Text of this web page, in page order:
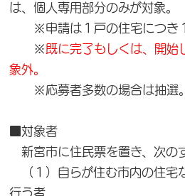
は、個人専用部分のみが対象。
※申請は１戸の住宅につき１
※ 既に完了もしくは、開始
象外。
※応募者多数の場合は抽選。
■対象者
新宮市に住民票を置き、次の
（１）自らが住む市内の住宅
行う者